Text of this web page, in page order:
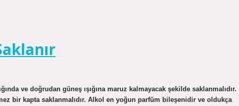
ve doğrudan güneş ışığına maruz kalmayacak şekilde saklanmalıdır.
bir kapta saklanmalıdır. Alkol en yoğun parfüm bileşenidir ve oldukça